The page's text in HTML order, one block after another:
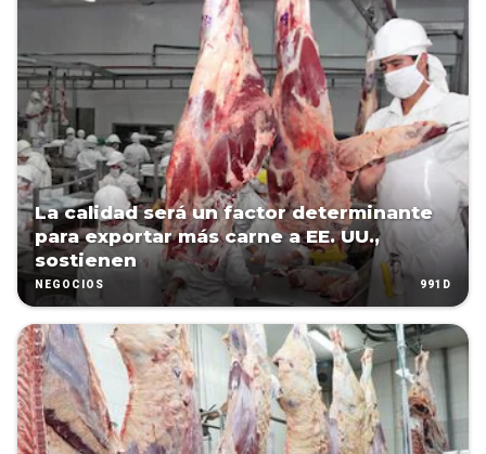
La calidad será un factor determinante
para exportar más carne a EE. UU.,
sostienen
NEGOCIOS 991D